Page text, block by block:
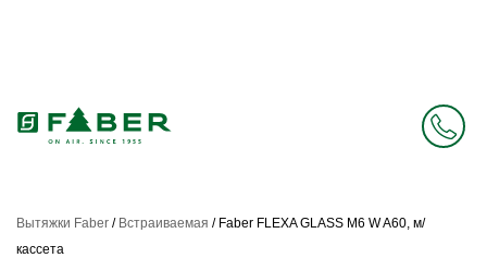
Вытяжки Faber / Встраиваемая / Faber FLEXA GLASS M6 W A60, м/
кассета